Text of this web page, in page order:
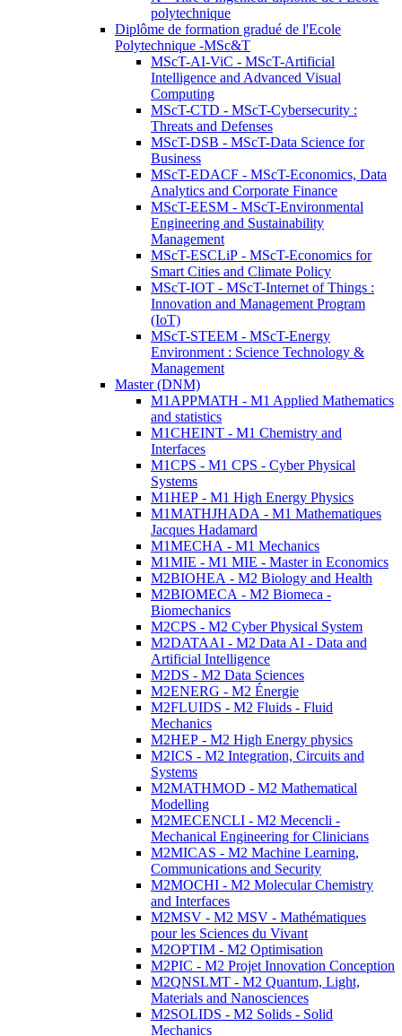
polytechnique
Diplôme de formation gradué de l'Ecole
Polytechnique -MSc&T
MScT-AI-ViC - MScT-Artificial
Intelligence and Advanced Visual
Computing
MScT-CTD - MScT-Cybersecurity :
Threats and Defenses
MScT-DSB - MScT-Data Science for
Business
MScT-EDACF - MScT-Economics, Data
Analytics and Corporate Finance
MScT-EESM - MScT-Environmental
Engineering and Sustainability
Management
MScT-ESCLiP - MScT-Economics for
Smart Cities and Climate Policy
MScT-IOT - MScT-Internet of Things :
Innovation and Management Program
(IoT)
MScT-STEEM - MScT-Energy
Environment : Science Technology &
Management
Master (DNM)
M1APPMATH - M1 Applied Mathematics
and statistics
M1CHEINT - M1 Chemistry and
Interfaces
M1CPS - M1 CPS - Cyber Physical
Systems
M1HEP - M1 High Energy Physics
M1MATHJHADA - M1 Mathematiques
Jacques Hadamard
M1MECHA - M1 Mechanics
M1MIE - M1 MIE - Master in Economics
M2BIOHEA - M2 Biology and Health
M2BIOMECA - M2 Biomeca -
Biomechanics
M2CPS - M2 Cyber Physical System
M2DATAAI - M2 Data AI - Data and
Artificial Intelligence
M2DS - M2 Data Sciences
M2ENERG - M2 Énergie
M2FLUIDS - M2 Fluids - Fluid
Mechanics
M2HEP - M2 High Energy physics
M2ICS - M2 Integration, Circuits and
Systems
M2MATHMOD - M2 Mathematical
Modelling
M2MECENCLI - M2 Mecencli -
Mechanical Engineering for Clinicians
M2MICAS - M2 Machine Learning,
Communications and Security
M2MOCHI - M2 Molecular Chemistry
and Interfaces
M2MSV - M2 MSV - Mathématiques
pour les Sciences du Vivant
M2OPTIM - M2 Optimisation
M2PIC - M2 Projet Innovation Conception
M2QNSLMT - M2 Quantum, Light,
Materials and Nanosciences
M2SOLIDS - M2 Solids - Solid
Mechanics